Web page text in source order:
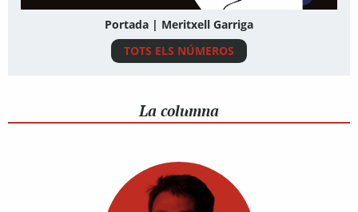
Portada | Meritxell Garriga
TOTS ELS NÚMEROS
La columna